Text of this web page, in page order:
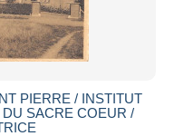
PIERRE / INSTITUT
SACRE COEUR /